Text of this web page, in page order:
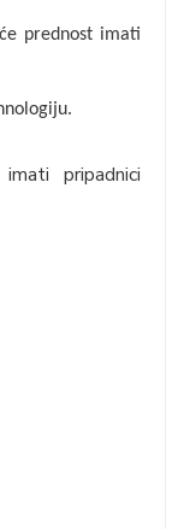
prednost imati
pripadnici